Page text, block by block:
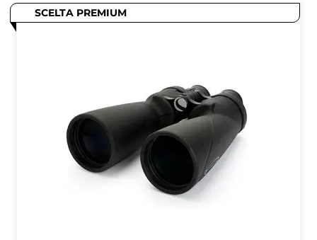
SCELTA PREMIUM